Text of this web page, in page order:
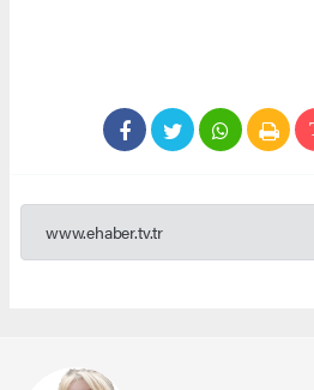
www.ehaber.tv.tr